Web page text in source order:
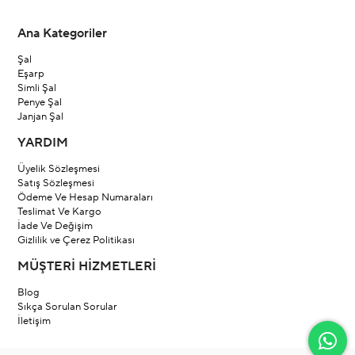
Ana Kategoriler
Şal
Eşarp
Simli Şal
Penye Şal
Janjan Şal
YARDIM
Üyelik Sözleşmesi
Satış Sözleşmesi
Ödeme Ve Hesap Numaraları
Teslimat Ve Kargo
İade Ve Değişim
Gizlilik ve Çerez Politikası
MÜŞTERİ HİZMETLERİ
Blog
Sıkça Sorulan Sorular
İletişim